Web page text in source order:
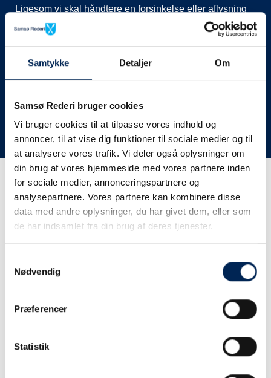
Samtykke Detaljer Om
Samsø Rederi bruger cookies
Vi bruger cookies til at tilpasse vores indhold og
annoncer, til at vise dig funktioner til sociale medier og til
at analysere vores trafik. Vi deler også oplysninger om
din brug af vores hjemmeside med vores partnere inden
for sociale medier, annonceringspartnere og
analysepartnere. Vores partnere kan kombinere disse
data med andre oplysninger, du har givet dem, eller som
de har indsamlet fra din brug af deres tjenester.
Nødvendig
Præferencer
Statistik
Ligesom vi skal håndtere en forsinkelse eller aflysning
ved at lukke afgange i vores system, evt. flytte kunder til
nye afgange, ringe til vognmænd der skal have flyttet
her på siden og ikke ringe eller skrive til os, da vi ikke
har mere at fortælle end I kan læse her.
Vi takker for jeres forståelse.
Få trafikinformation på
sms
tjekke vores hjemmeside eller ringe til os.